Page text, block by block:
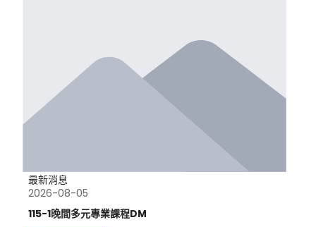
最新消息
2026-08-05
115-1晚間多元專業課程DM